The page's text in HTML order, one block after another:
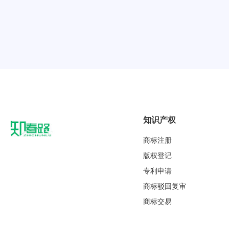
知识产权
商标注册
版权登记
专利申请
商标驳回复审
商标交易